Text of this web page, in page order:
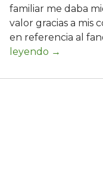
familiar me daba
valor gracias a mis
en referencia al